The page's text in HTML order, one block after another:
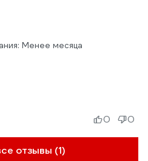
Менее месяца
отзывы (1)
0 0